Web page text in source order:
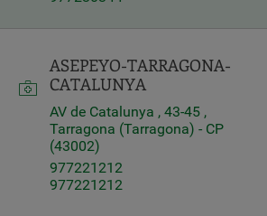
Search
ASEPEYO-TARRAGONA-
CATALUNYA
AV de Catalunya , 43-45 ,
Tarragona (Tarragona) - CP
(43002)
977221212
977221212